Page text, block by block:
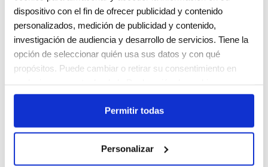
dispositivo con el fin de ofrecer publicidad y contenido
personalizados, medición de publicidad y contenido,
investigación de audiencia y desarrollo de servicios. Tiene la
opción de seleccionar quién usa sus datos y con qué
propósitos. Puede cambiar o retirar su consentimiento en
clicando en el Menú de consentimiento.
Si lo permite, también quisiéramos:
que puede tener una precisión de varios metros
Permitir todas
Personalizar
CARRER MIÑO 62
MANACORIlles Balears 07500
ESPAÑA
Teléfono: 971554141
Lunes
9:00 AM - 5:00 PM
9:00 AM - 5:00 PM
Jueves
9:00 AM - 5:00 PM
9:00 AM - 5:00 PM